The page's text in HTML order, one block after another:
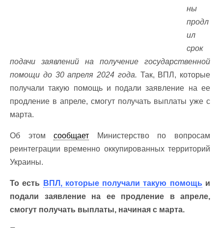
ны
продл
ил
срок
подачи заявлений на получение государственной
помощи до 30 апреля 2024 года. Так, ВПЛ, которые
получали такую помощь и подали заявление на ее
продление в апреле, смогут получать выплаты уже с
марта.
Об этомсообщает Министерство по вопросам
реинтеграции временно оккупированных территорий
Украины.
То есть ВПЛ, которые получали такую помощьи
подали заявление на ее продление в апреле,
смогут получать выплаты, начиная с марта.